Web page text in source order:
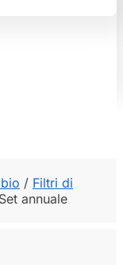
/ Filtri di
Set annuale